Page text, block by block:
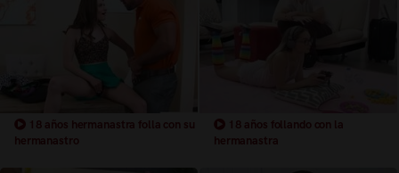
18 años hermanastra folla con su
hermanastro
18 años follando con la
hermanastra